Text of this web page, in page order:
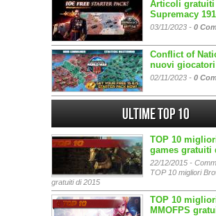
Articoli gratuiti
Supremacy
03/11/2023 - 0
Conflict of
nuovi giocatori
02/11/2023 - 0
Ultime Top 10
TOP 10
games gratuiti
22/12/2015 -
TOP 10 migliori
gratuiti di 2015
TOP 10
MMOFPS